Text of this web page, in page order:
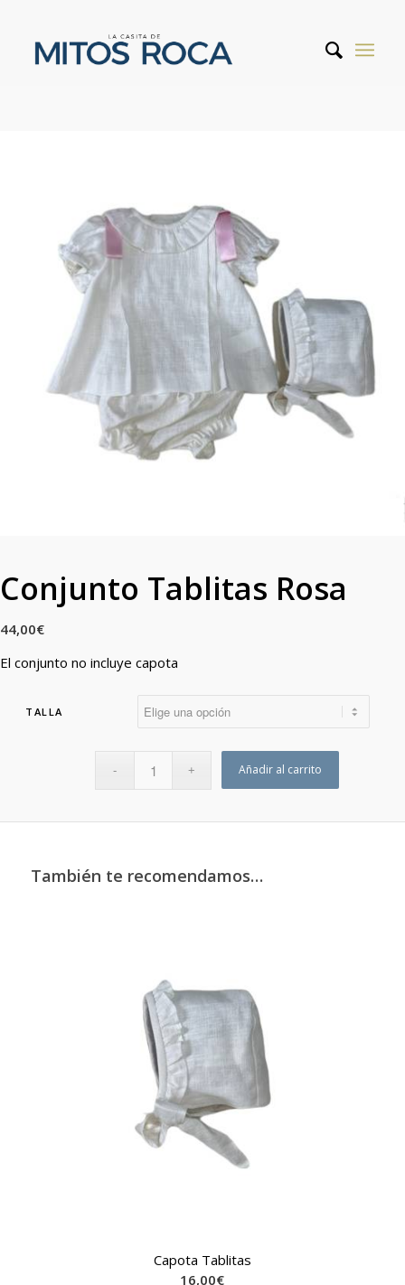
Conjunto Tablitas Rosa
44,00€
El conjunto no incluye capota
TALLA
Añadir al carrito
También te recomendamos…
Capota Tablitas
16,00€